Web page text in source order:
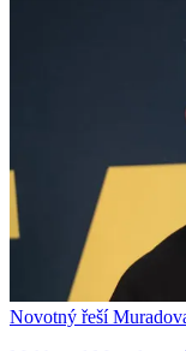
Novotný řeší